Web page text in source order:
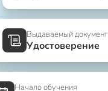
Выдаваемый документ
Удостоверение
Начало обучения